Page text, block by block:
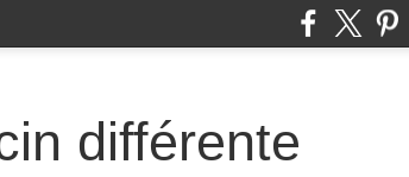
différente